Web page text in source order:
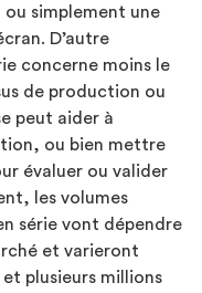
simplement une
D’autre
concerne moins le
de production ou
peut aider à
ou bien mettre
évaluer ou valider
les volumes
série vont dépendre
et varieront
plusieurs millions